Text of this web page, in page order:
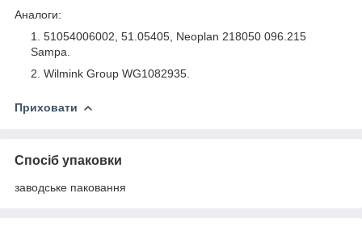
Аналоги:
51054006002, 51.05405, Neoplan 218050 096.215
Sampa.
Wilmink Group WG1082935.
Приховати
Спосіб упаковки
заводське паковання